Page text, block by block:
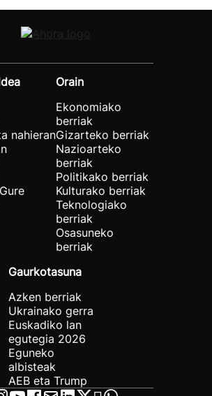
nahieran
Orain
Ekonomiako
berriak
Gizarteko berriak
Nazioarteko
berriak
Politikako berriak
Kulturako berriak
Teknologiako
berriak
Osasuneko
berriak
Gaurkotasuna
Azken berriak
Ukrainako gerra
Euskadiko lan
egutegia 2026
Eguneko
albisteak
AEB eta Trump